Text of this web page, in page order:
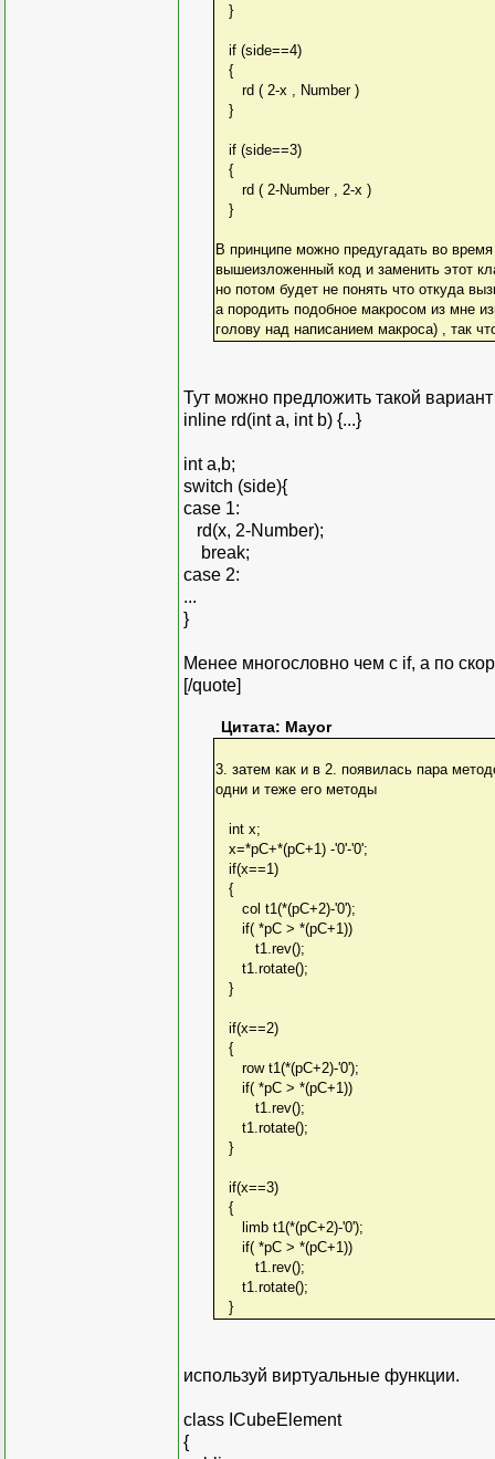
}
if (side==4)
{
rd ( 2-x , Number )
}
if (side==3)
{
rd ( 2-Number , 2-x )
}
В принципе можно предугадать во
вышеизложенный код и заменить этот
но потом будет не понять что откуда
а породить подобное макросом из мне
голову над написанием макроса) , так
Тут можно предложить такой вариант
inline rd(int a, int b) {...}
int a,b;
switch (side){
case 1:
rd(x, 2-Number);
break;
case 2:
...
}
Менее многословно чем с if, а по
[/quote]
Цитата: Mayor
3. затем как и в 2. появилась пара
одни и теже его методы
int x;
x=*pC+*(pC+1) -'0'-'0';
if(x==1)
{
col t1(*(pC+2)-'0');
if( *pC > *(pC+1))
t1.rev();
t1.rotate();
}
if(x==2)
{
row t1(*(pC+2)-'0');
if( *pC > *(pC+1))
t1.rev();
t1.rotate();
}
if(x==3)
{
limb t1(*(pC+2)-'0');
if( *pC > *(pC+1))
t1.rev();
t1.rotate();
}
используй виртуальные функции.
class ICubeElement
{